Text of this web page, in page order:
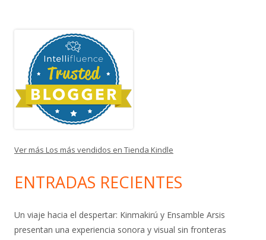
Ver más Los más vendidos en Tienda Kindle
ENTRADAS RECIENTES
Un viaje hacia el despertar: Kinmakirú y Ensamble Arsis
presentan una experiencia sonora y visual sin fronteras